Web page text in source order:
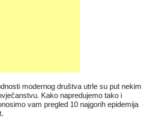
modernog društva utrle su put nekim
Kako napredujemo tako i
vam pregled 10 najgorih epidemija